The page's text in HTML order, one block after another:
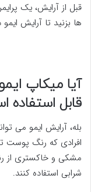
قبل از آرایش، یک
ها بزنید تا آرایش
آیا میکاپ
قابل استفاده
بله، آرایش ایمو می
افرادی که رنگ پوست
مشکی و خاکستری از
شرابی استفاده کنند.